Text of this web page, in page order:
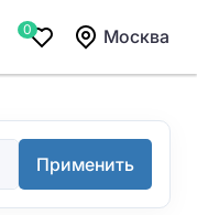
0 Москва
Применить